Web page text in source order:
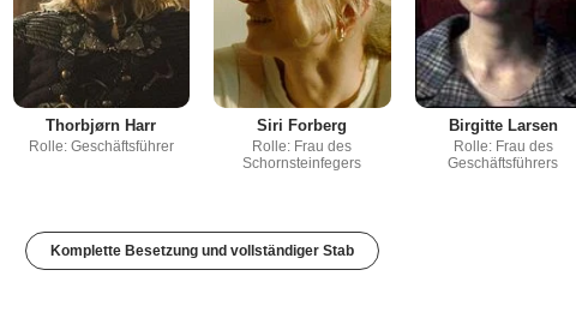
Thorbjørn Harr
Rolle: Geschäftsführer
Siri Forberg
Rolle: Frau des
Schornsteinfegers
Birgitte Larsen
Rolle: Frau des
Geschäftsführers
Komplette Besetzung und vollständiger Stab